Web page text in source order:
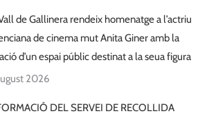
de Gallinera rendeix homenatge a l’actriu
de cinema mut Anita Giner amb la
d’un espai públic destinat a la seua figura
2026
DEL SERVEI DE RECOLLIDA